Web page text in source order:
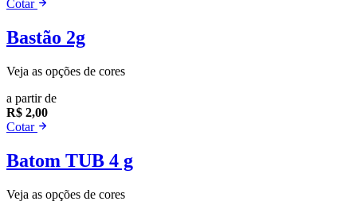
Cotar
Bastão 2g
Veja as opções de cores
a partir de
R$ 2,00
Cotar
Batom TUB 4 g
Veja as opções de cores